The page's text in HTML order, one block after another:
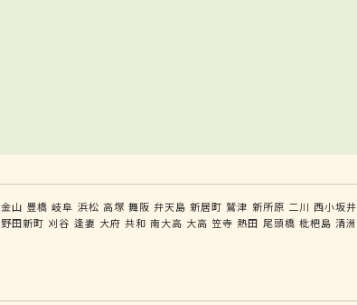
金山 豊橋 岐阜 浜松 高塚 舞阪 弁天島 新居町 鷲津 新所原 二川 西小坂井
野田新町 刈谷 逢妻 大府 共和 南大高 大高 笠寺 熱田 尾頭橋 枇杷島 清洲